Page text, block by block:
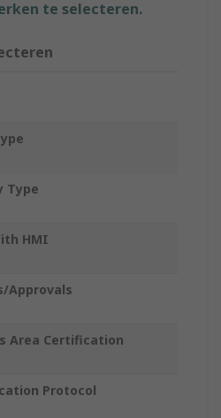
te selecteren.
Type
HMI
Approvals
Area Certification
Protocol